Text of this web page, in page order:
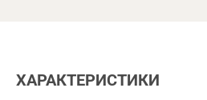
ХАРАКТЕРИСТИКИ